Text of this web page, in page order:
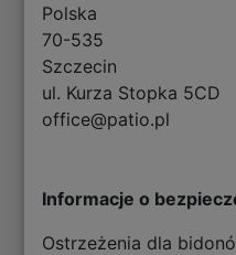
Polska
70-535
Szczecin
ul. Kurza Stopka 5CD
office@patio.pl
Informacje o
Ostrzeżenia dla